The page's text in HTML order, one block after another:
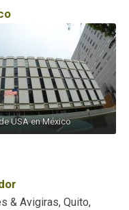
USA en México
& Avigiras, Quito,